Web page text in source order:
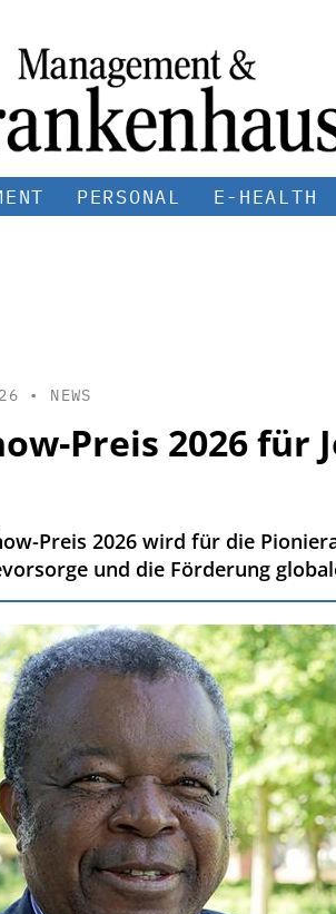
PERSONAL E-HEALTH
• NEWS
Preis 2026 für
Preis 2026 wird für die
und die Förderung